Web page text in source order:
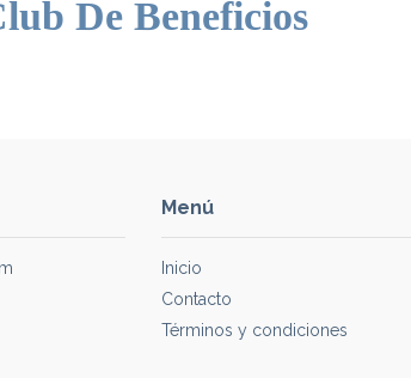
De Beneficios
Menú
Inicio
Contacto
Términos y condiciones